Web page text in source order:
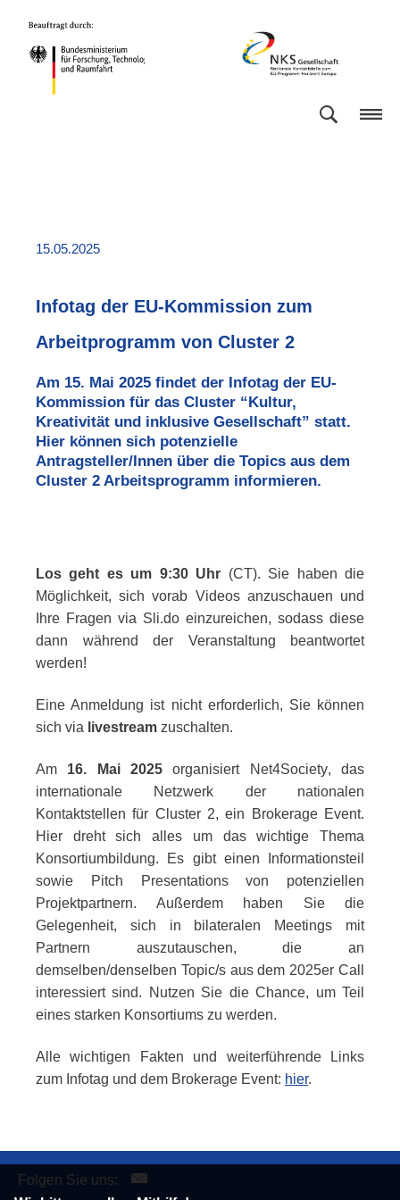
Inhalt
(Eingabetaste)
Hauptmenu
(Eingabetaste)
Suche
(Eingabetaste)
Fußleiste
Bundesministerium
Forschung,
Gesellschaft
15.05.2025
Infotag der EU-Kommission zum
Arbeitprogramm von Cluster 2
Am 15. Mai 2025 findet der Infotag der EU-
Kommission für das Cluster “Kultur,
Kreativität und inklusive Gesellschaft” statt.
Hier können sich potenzielle
Antragsteller/Innen über die Topics aus dem
Cluster 2 Arbeitsprogramm informieren.
Los geht es um 9:30 Uhr (CT). Sie haben die
Möglichkeit, sich vorab Videos anzuschauen und
Ihre Fragen via Sli.do einzureichen, sodass diese
dann während der Veranstaltung beantwortet
werden!
Eine Anmeldung ist nicht erforderlich, Sie können
sich via livestream zuschalten.
Am 16. Mai 2025 organisiert Net4Society, das
internationale Netzwerk der nationalen
Kontaktstellen für Cluster2, ein Brokerage Event.
Hier dreht sich alles um das wichtige Thema
Konsortiumbildung. Es gibt einen Informationsteil
sowie
Pitch Presentationsvon potenziellen
Projektpartnern. Außerdem haben Sie die
Gelegenheit, sich in bilateralen Meetings mit
Partnern auszutauschen, die an
demselben/denselben Topic/s aus dem 2025er Call
interessiert sind. Nutzen Sie die Chance, um Teil
eines starken Konsortiums zu werden.
Alle wichtigen Fakten und weiterführende Links
zum Infotag und dem Brokerage Event: hier.
Folgen Sie uns: